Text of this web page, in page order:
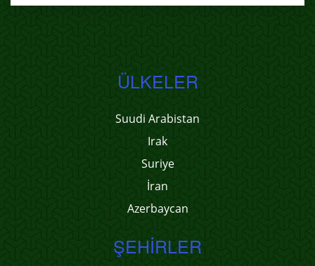
ÜLKELER
Suudi Arabistan
Irak
Suriye
İran
Azerbaycan
ŞEHIRLER